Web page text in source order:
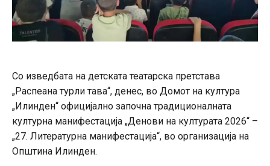
Со изведбата на детската театарска претстава
„Распеана турли тава“, денес, во Домот на култура
„Илинден“ официјално започна традиционалната
културна манифестација „Денови на културата 2026“ –
„27. Литературна манифестација“, во организација на
Општина Илинден.